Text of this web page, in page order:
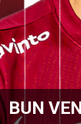
BUN